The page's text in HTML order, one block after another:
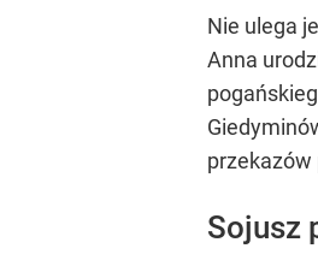
Nie ulega
Anna
przekazów
Sojusz